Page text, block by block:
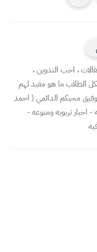
، احب التدوين ،
الطلاب ما هو مفيد لهم
محبكم الدائمي ( احمد
تربويه ومنوعه -